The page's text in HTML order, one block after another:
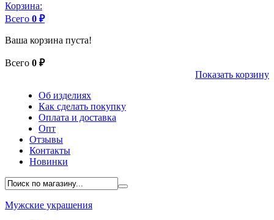
Корзина:
Всего 0 ₽
Ваша корзина пуста!
Всего 0 ₽
Показать корзину
Об изделиях
Как сделать покупку
Оплата и доставка
Опт
Отзывы
Контакты
Новинки
Мужские украшения